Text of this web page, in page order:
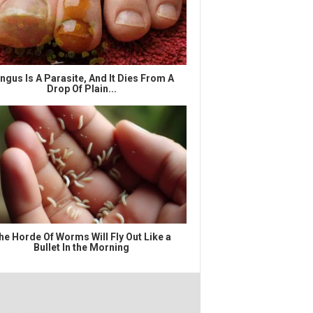
Is A Parasite, And It Dies From A
Drop Of Plain...
Horde Of Worms Will Fly Out Like a
Bullet In the Morning